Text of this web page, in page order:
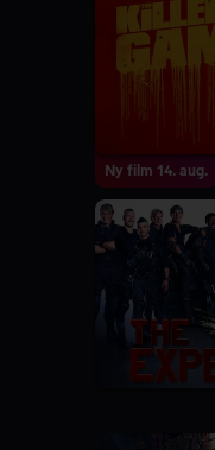
Ny film 14. aug.